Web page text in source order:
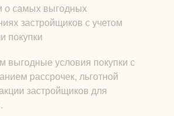
выгодные условия покупки с
рассрочек, льготной
застройщиков для
о самых выгодных
застройщиков с учетом
покупки